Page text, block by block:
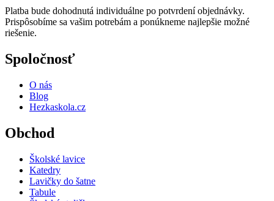
Platba bude dohodnutá individuálne po potvrdení objednávky.
Prispôsobíme sa vašim potrebám a ponúkneme najlepšie možné
riešenie.
Spoločnosť
O nás
Blog
Hezkaskola.cz
Obchod
Školské lavice
Katedry
Lavičky do šatne
Tabule